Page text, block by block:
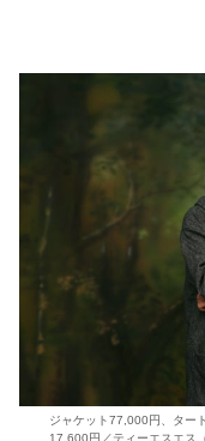
ジャケット77,000円、ター
17,600円／ティーエスエス